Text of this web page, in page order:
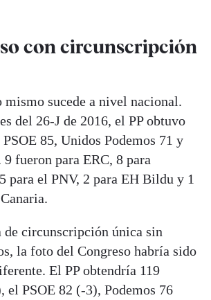
con circunscripción
mismo sucede a nivel nacional.
del 26-J de 2016, el PP obtuvo
PSOE 85, Unidos Podemos 71 y
9 fueron para ERC, 8 para
para el PNV, 2 para EH Bildu y 1
de circunscripción única sin
la foto del Congreso habría sido
El PP obtendría 119
el PSOE 82 (-3), Podemos 76